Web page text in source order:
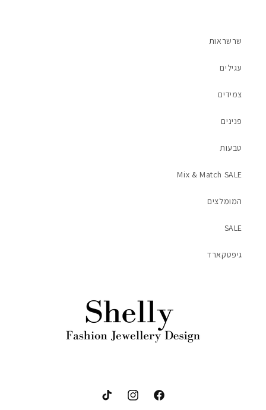
שרשראות
עגילים
צמידים
פנינים
טבעות
Mix & Match SALE
המומלצים
SALE
גיפטקארד
פייסבוק אינסטגרםטיק-טוק